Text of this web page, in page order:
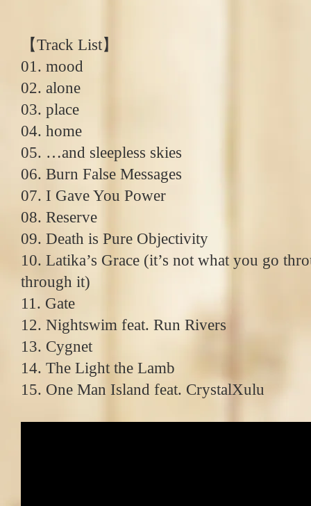
【Track List】
01. mood
02. alone
03. place
04. home
05. …and sleepless skies
06. Burn False Messages
07. I Gave You Power
08. Reserve
09. Death is Pure Objectivity
10. Latika’s Grace (it’s not what you go
through it)
11. Gate
12. Nightswim feat. Run Rivers
13. Cygnet
14. The Light the Lamb
15. One Man Island feat. CrystalXulu